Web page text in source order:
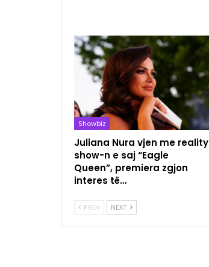
Showbiz
Juliana Nura vjen me reality
show-n e saj “Eagle
Queen”, premiera zgjon
interes të…
PREV NEXT